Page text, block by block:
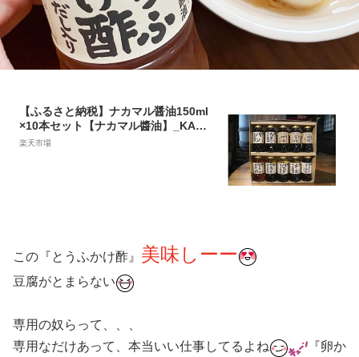
【ふるさと納税】ナカマル醤油150ml
×10本セット【ナカマル醬油】_KA01
10 送料無料
楽天市場
この『とうふかけ酢』 美味しーー
豆腐がとまらない
専用の奴らって、、、
専用なだけあって、本当いい仕事してるよね
『卵か